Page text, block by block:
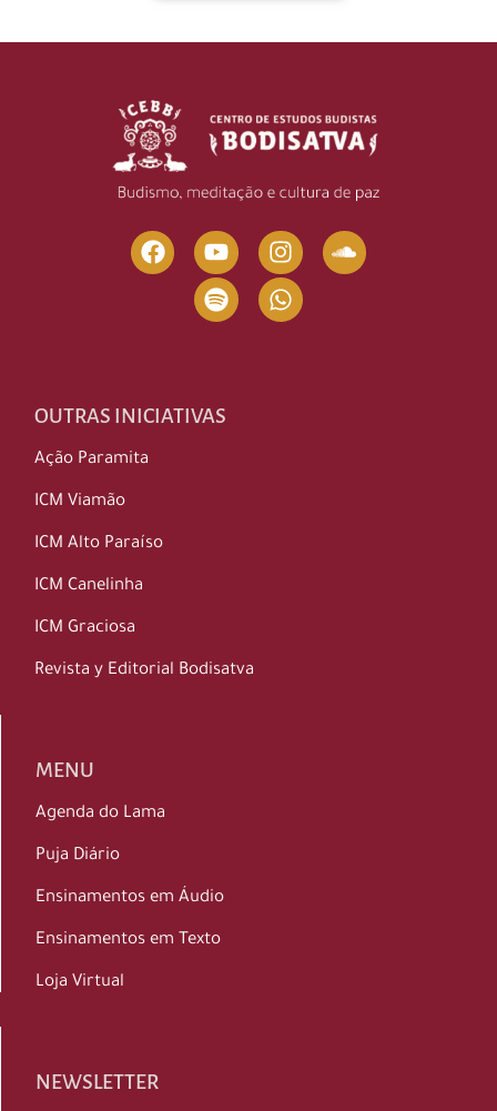
OUTRAS INICIATIVAS
Ação Paramita
ICM Viamão
ICM Alto Paraíso
ICM Canelinha
ICM Graciosa
Revista y Editorial Bodisatva
MENU
Agenda do Lama
Puja Diário
Ensinamentos em Áudio
Ensinamentos em Texto
Loja Virtual
NEWSLETTER